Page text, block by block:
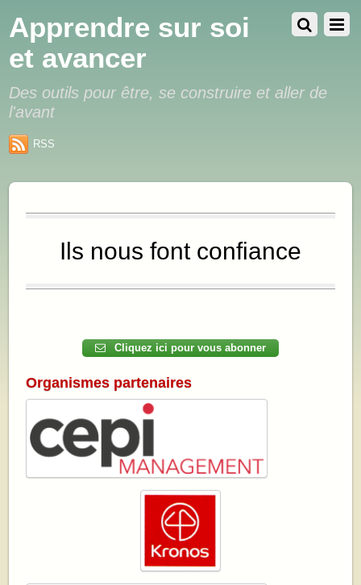
Apprendre sur soi
et avancer
Des outils pour être, se construire et aller de
l'avant
RSS
Ils nous font confiance
Cliquez ici pour vous abonner
Organismes partenaires